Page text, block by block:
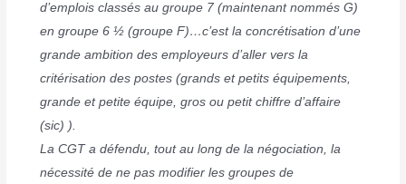
d’emplois classés au groupe 7 (maintenant nommés G)
en groupe 6 ½ (groupe F)…c’est la concrétisation d’une
grande ambition des employeurs d’aller vers la
critérisation des postes (grands et petits équipements,
grande et petite équipe, gros ou petit chiffre d’affaire
(sic) ).
La CGT a défendu, tout au long de la négociation, la
nécessité de ne pas modifier les groupes de